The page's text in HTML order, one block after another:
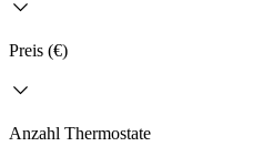
Preis (€)
Anzahl Thermostate